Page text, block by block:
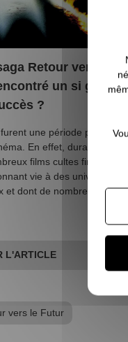
Retour vers le
un si grand
?
une période prolifique
En effet, durant toutes
films cultes firent leur
vie à des univers
et dont de nombreux film...
L'ARTICLE
vers le Futur